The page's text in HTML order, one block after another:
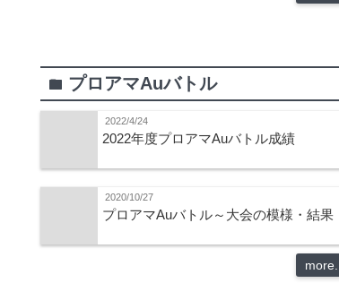
folder プロアマAuバトル
2022/4/24
2022年度プロアマAuバトル成績
2020/10/27
プロアマAuバトル～大会の模様・結果
more...